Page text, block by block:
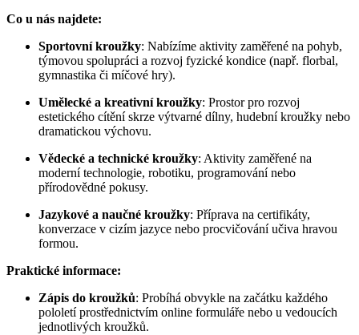
Co u nás najdete:
Sportovní kroužky: Nabízíme aktivity zaměřené na pohyb,
týmovou spolupráci a rozvoj fyzické kondice (např. florbal,
gymnastika či míčové hry).
Umělecké a kreativní kroužky: Prostor pro rozvoj
estetického cítění skrze výtvarné dílny, hudební kroužky nebo
dramatickou výchovu.
Vědecké a technické kroužky: Aktivity zaměřené na
moderní technologie, robotiku, programování nebo
přírodovědné pokusy.
Jazykové a naučné kroužky: Příprava na certifikáty,
konverzace v cizím jazyce nebo procvičování učiva hravou
formou.
Praktické informace:
Zápis do kroužků: Probíhá obvykle na začátku každého
pololetí prostřednictvím online formuláře nebo u vedoucích
jednotlivých kroužků.